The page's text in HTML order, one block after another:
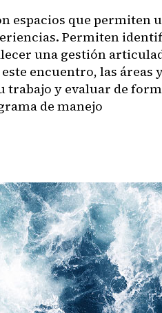
espacios que permiten
Permiten
una gestión
encuentro, las áreas
trabajo y evaluar de
de manejo